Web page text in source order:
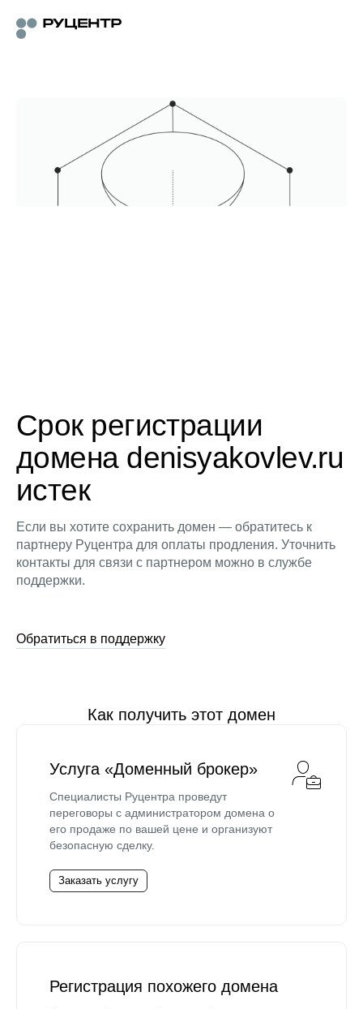
Срок регистрации
домена denisyakovlev.ru
истек
Если вы хотите сохранить домен — обратитесь к
партнеру Руцентра для оплаты продления. Уточнить
контакты для связи с партнером можно в службе
поддержки.
Обратиться в поддержку
Как получить этот домен
Услуга «Доменный брокер»
Специалисты Руцентра проведут
переговоры с администратором домена о
его продаже по вашей цене и организуют
безопасную сделку.
Заказать услугу
Регистрация похожего домена